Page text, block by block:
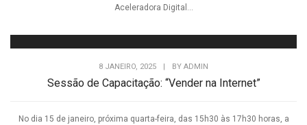
Aceleradora Digital...
8 JANEIRO, 2025 BY ADMIN
Sessão de Capacitação: “Vender na Internet”
No dia 15 de janeiro, próxima quarta-feira, das 15h30 às 17h30 horas, a